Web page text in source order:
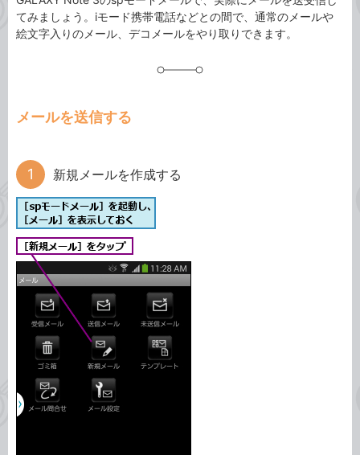
てみましょう。iモード携帯電話などとの間で、通常のメールや
絵文字入りのメール、デコメールをやり取りできます。
メールを送信する
新規メールを作成する